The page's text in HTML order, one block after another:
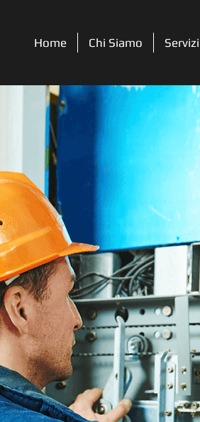
Home Chi Siamo Servizi